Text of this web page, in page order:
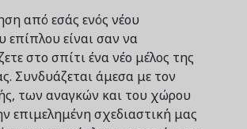
από εσάς ενός νέου
επίπλου είναι σαν να
στο σπίτι ένα νέο μέλος της
Συνδυάζεται άμεσα με τον
των αναγκών και του χώρου
επιμελημένη σχεδιαστική μας